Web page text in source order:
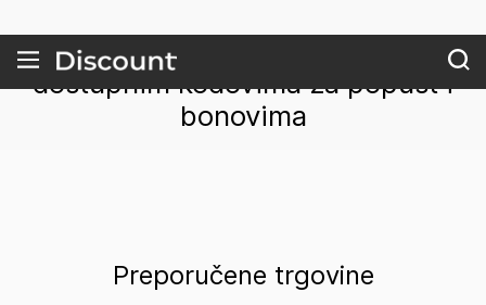
Popis najpopularnijih trgovina s
dostupnim kodovima za popust i
bonovima
Preporučene trgovine